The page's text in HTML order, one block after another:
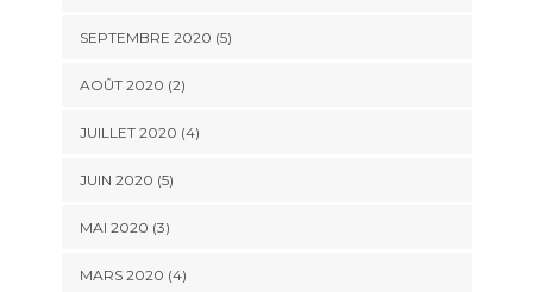
SEPTEMBRE 2020 (5)
AOÛT 2020 (2)
JUILLET 2020 (4)
JUIN 2020 (5)
MAI 2020 (3)
MARS 2020 (4)